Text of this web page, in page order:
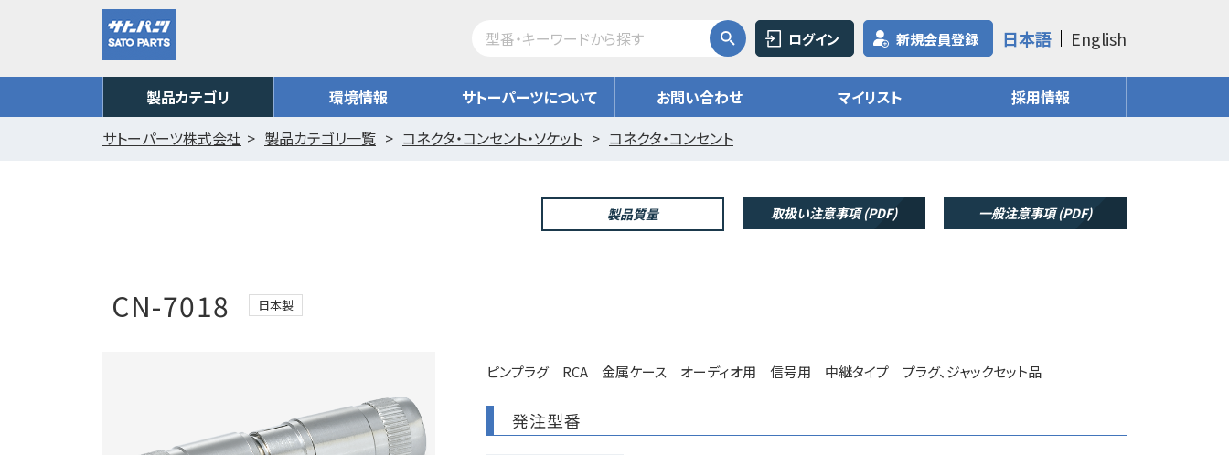
ログイン 新規会員登録 日本語 English
製品カテゴリ 環境情報 サトーパーツについて お問い合わせ マイリスト
採用情報
サトーパーツ株式会社
製品カテゴリ一覧 コネクタ・コンセント・ソケット コネクタ・コンセント
製品質量 取扱い注意事項 (PDF) 一般注意事項 (PDF)
CN-7018 日本製
ピンプラグ RCA 金属ケース オーディオ用 信号用 中継タイプ プラグ、ジャックセット品
発注型番